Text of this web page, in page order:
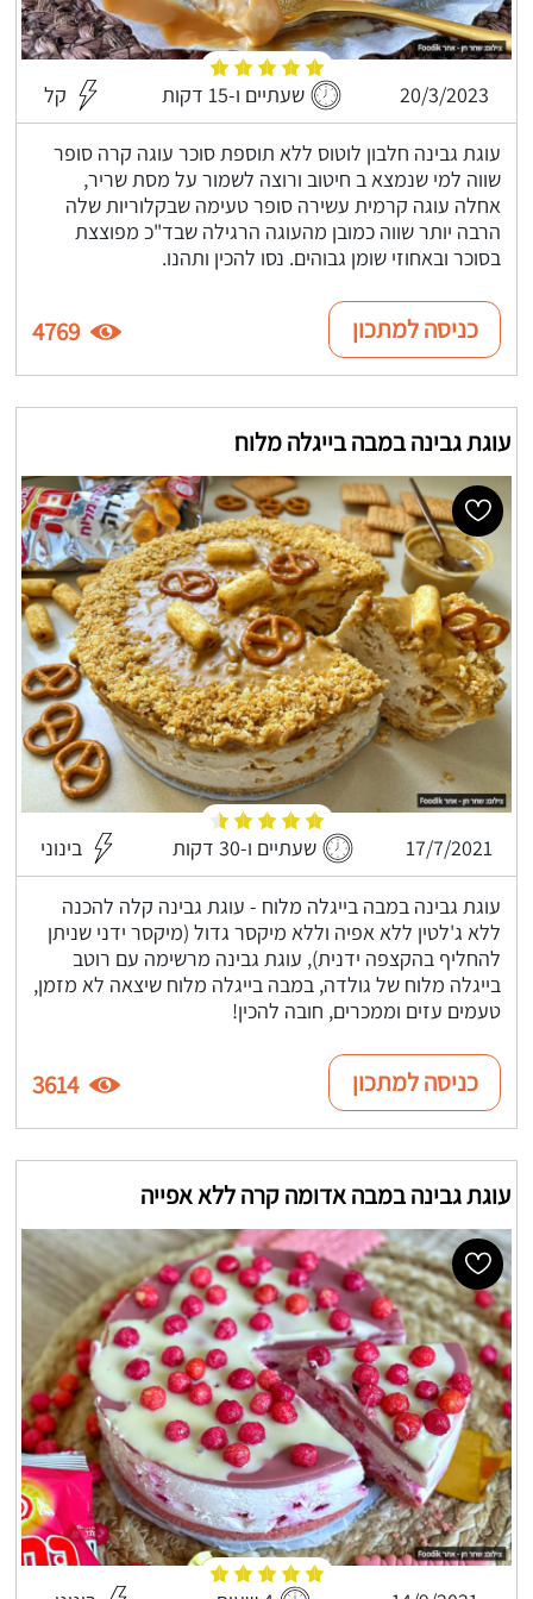
20/3/2023 שעתיים ו-15 דקות קל
עוגת גבינה חלבון לוטוס ללא תוספת סוכר עוגה קרה סופר
שווה למי שנמצא ב חיטוב ורוצה לשמור על מסת שריר,
אחלה עוגה קרמית עשירה סופר טעימה שבקלוריות שלה
הרבה יותר שווה כמובן מהעוגה הרגילה שבד"כ מפוצצת
בסוכר ובאחוזי שומן גבוהים. נסו להכין ותהנו.
כניסה למתכון 4769
עוגת גבינה במבה בייגלה מלוח
17/7/2021 שעתיים ו-30 דקות בינוני
עוגת גבינה במבה בייגלה מלוח - עוגת גבינה קלה להכנה
ללא ג'לטין ללא אפיה וללא מיקסר גדול (מיקסר ידני שניתן
להחליף בהקצפה ידנית), עוגת גבינה מרשימה עם רוטב
בייגלה מלוח של גולדה, במבה בייגלה מלוח שיצאה לא מזמן,
טעמים עזים וממכרים, חובה להכין!
כניסה למתכון 3614
עוגת גבינה במבה אדומה קרה ללא אפייה